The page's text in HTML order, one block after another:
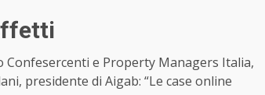
Confesercenti e Property Managers Italia,
presidente di Aigab: “Le case online